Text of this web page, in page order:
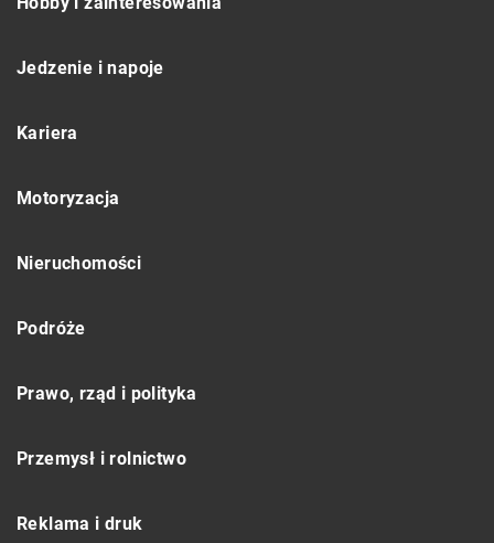
Jedzenie i napoje
Kariera
Motoryzacja
Nieruchomości
Podróże
Prawo, rząd i polityka
Przemysł i rolnictwo
Reklama i druk